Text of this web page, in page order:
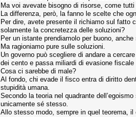
Ma voi avevate bisogno di risorse, come
La differenza, però, la fanno le scelte che
Per dire, avete presente il richiamo sul fatto
solamente la concretezza delle soluzioni?
Per un istante prendiamolo per buono,
Ma ragioniamo pure sulle soluzioni.
Un governo può scegliere di andare a
dei cento e passa miliardi di evasione
Cosa ci sarebbe di male?
Al fondo, chi evade il fisco entra di diritto
stupidità umana.
Secondo la teoria nel quadrante
unicamente sé stesso.
Allo stesso modo, sempre in quel teorema, il